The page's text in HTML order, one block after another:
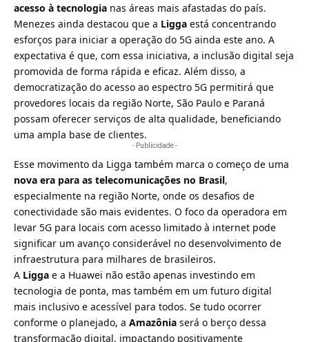
acesso à tecnologia nas áreas mais afastadas do país.
Menezes ainda destacou que a Ligga está concentrando
esforços para iniciar a operação do 5G ainda este ano. A
expectativa é que, com essa iniciativa, a inclusão digital seja
promovida de forma rápida e eficaz. Além disso, a
democratização do acesso ao espectro 5G permitirá que
provedores locais da região Norte, São Paulo e Paraná
possam oferecer serviços de alta qualidade, beneficiando
uma ampla base de clientes.
- Publicidade -
Esse movimento da Ligga também marca o começo de uma
nova era para as telecomunicações no Brasil,
especialmente na região Norte, onde os desafios de
conectividade são mais evidentes. O foco da operadora em
levar 5G para locais com acesso limitado à internet pode
significar um avanço considerável no desenvolvimento de
infraestrutura para milhares de brasileiros.
A Ligga e a Huawei não estão apenas investindo em
tecnologia de ponta, mas também em um futuro digital
mais inclusivo e acessível para todos. Se tudo ocorrer
conforme o planejado, a Amazônia será o berço dessa
transformação digital, impactando positivamente